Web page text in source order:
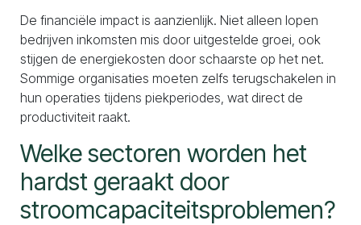
De financiële impact is aanzienlijk. Niet alleen lopen
bedrijven inkomsten mis door uitgestelde groei, ook
stijgen de energiekosten door schaarste op het net.
Sommige organisaties moeten zelfs terugschakelen in
hun operaties tijdens piekperiodes, wat direct de
productiviteit raakt.
Welke sectoren worden het
hardst geraakt door
stroomcapaciteitsproblemen?